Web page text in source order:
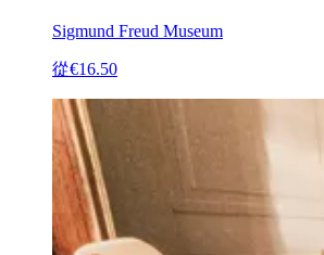
Sigmund Freud Museum
從€16.50